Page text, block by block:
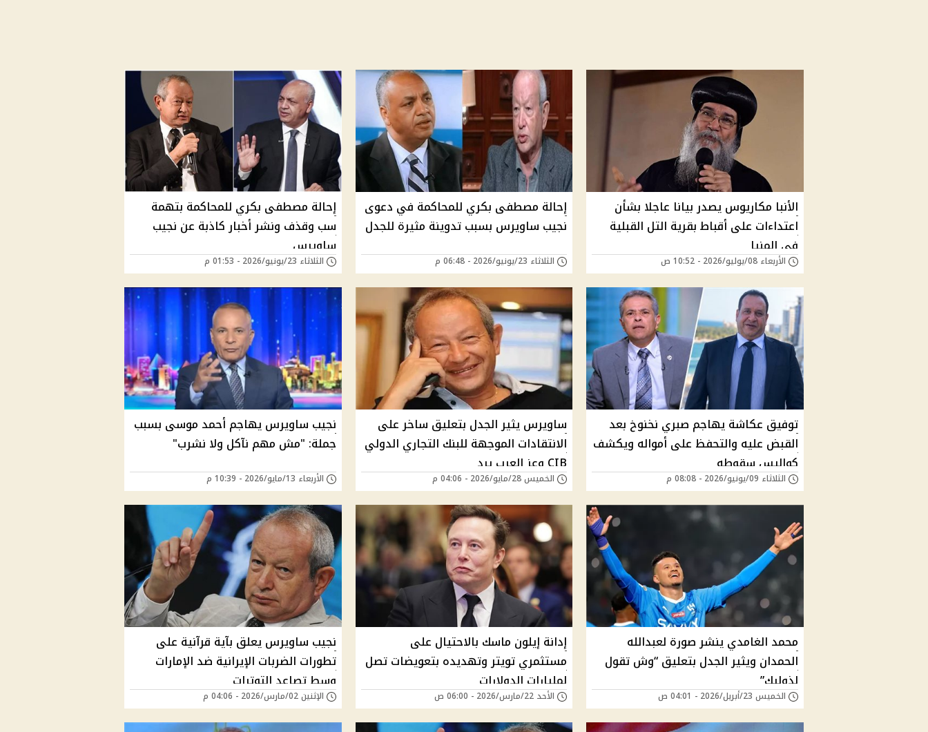
الأنبا مكاريوس يصدر بيانا عاجلا بشأن
اعتداءات على أقباط بقرية التل القبلية
في المنيا
الأربعاء 08/يوليو/2026 - 10:52 ص
إحالة مصطفى بكري للمحاكمة في دعوى
نجيب ساويرس بسبب تدوينة مثيرة للجدل
الثلاثاء 23/يونيو/2026 - 06:48 م
إحالة مصطفى بكري للمحاكمة بتهمة
سب وقذف ونشر أخبار كاذبة عن نجيب
ساويرس
الثلاثاء 23/يونيو/2026 - 01:53 م
توفيق عكاشة يهاجم صبري نخنوخ بعد
القبض عليه والتحفظ على أمواله ويكشف
كواليس سقوطه
الثلاثاء 09/يونيو/2026 - 08:08 م
ساويرس يثير الجدل بتعليق ساخر على
الانتقادات الموجهة للبنك التجاري الدولي
CIB وعز العرب يرد
الخميس 28/مايو/2026 - 04:06 م
نجيب ساويرس يهاجم أحمد موسى بسبب
جملة: "مش مهم نآكل ولا نشرب"
الأربعاء 13/مايو/2026 - 10:39 م
محمد الغامدي ينشر صورة لعبدالله
الحمدان ويثير الجدل بتعليق “وش تقول
لذوليك”
الخميس 23/أبريل/2026 - 04:01 ص
إدانة إيلون ماسك بالاحتيال على
مستثمري تويتر وتهديده بتعويضات تصل
لمليارات الدولارات
الأحد 22/مارس/2026 - 06:00 ص
نجيب ساويرس يعلق بآية قرآنية على
تطورات الضربات الإيرانية ضد الإمارات
وسط تصاعد التوترات
الإثنين 02/مارس/2026 - 04:06 م